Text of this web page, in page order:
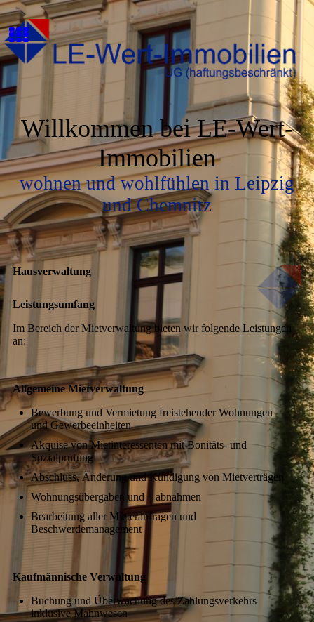
Willkommen bei LE-Wert-
Immobilien
wohnen und wohlfühlen in Leipzig
und Chemnitz
Hausverwaltung
Leistungsumfang
Im Bereich der Mietverwaltung bieten wir folgende Leistungen
an:
Allgemeine Mietverwaltung
Bewerbung und Vermietung freistehender Wohnungen
und Gewerbeeinheiten
Akquise von Mietinteressenten mit Bonitäts- und
Sozialprüfung
Abschluss, Änderung und Kündigung von Mietverträgen
Wohnungsübergaben und – abnahmen
Bearbeitung aller Mieteranfragen und
Beschwerdemanagement
Kaufmännische Verwaltung
Buchung und Überwachung des Zahlungsverkehrs
inklusive Mahnwesen